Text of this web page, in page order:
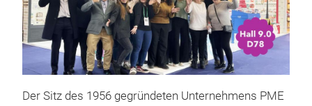
Der Sitz des 1956 gegründeten Unternehmens PME